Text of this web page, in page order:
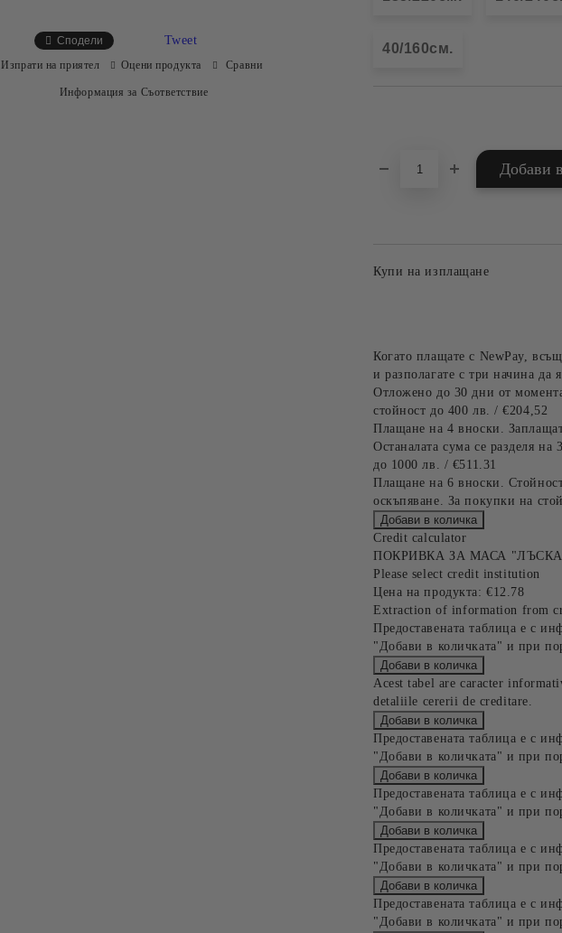
40/160см.
Купи на изплащане
Когато плащате с NewPay,
и разполагате с три начина да
Отложено до 30 дни от
стойност до 400 лв. / €204,52
Плащане на 4 вноски.
Останалата сума се разделя
до 1000 лв. / €511.31
Плащане на 6 вноски.
оскъпяване. За покупки на
Credit calculator
ПОКРИВКА ЗА МАСА
Please select credit institution
Цена на продукта: €12.78
Extraction of information from
Предоставената таблица е с
"Добави в количката" и при
Acest tabel are caracter
detaliile cererii de creditare.
Предоставената таблица е с
"Добави в количката" и при
Предоставената таблица е с
"Добави в количката" и при
Предоставената таблица е с
"Добави в количката" и при
Предоставената таблица е с
"Добави в количката" и при
Сподели Tweet
Изпрати на приятел Оцени продукта Сравни
Информация за Съответствие